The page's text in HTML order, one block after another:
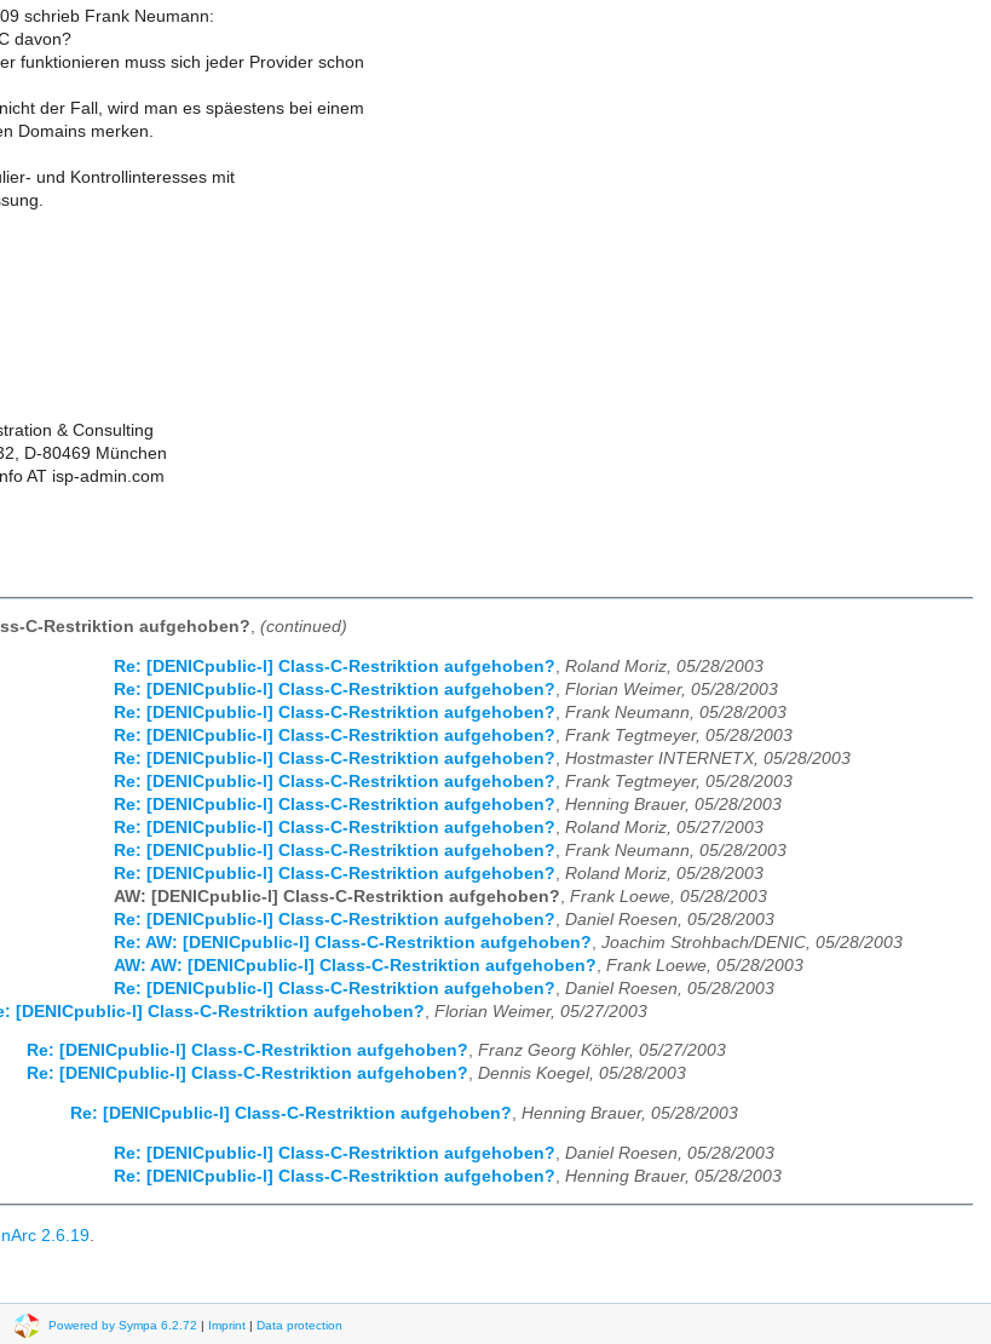
schrieb Frank Neumann:
davon?
funktionieren muss sich jeder Provider schon
der Fall, wird man es späestens bei einem
Domains merken.
und Kontrollinteresses mit
& Consulting
D-80469 München
AT isp-admin.com
C-Restriktion aufgehoben?, (continued)
Re: [DENICpublic-l] Class-C-Restriktion aufgehoben? Roland Moriz, 05/28/2003
Re: [DENICpublic-l] Class-C-Restriktion aufgehoben? Florian Weimer, 05/28/2003
Re: [DENICpublic-l] Class-C-Restriktion aufgehoben? Frank Neumann, 05/28/2003
Re: [DENICpublic-l] Class-C-Restriktion aufgehoben? Frank Tegtmeyer, 05/28/2003
Re: [DENICpublic-l] Class-C-Restriktion aufgehoben? Hostmaster INTERNETX, 05/28/2003
Re: [DENICpublic-l] Class-C-Restriktion aufgehoben? Frank Tegtmeyer, 05/28/2003
Re: [DENICpublic-l] Class-C-Restriktion aufgehoben? Henning Brauer, 05/28/2003
Re: [DENICpublic-l] Class-C-Restriktion aufgehoben? Roland Moriz, 05/27/2003
Re: [DENICpublic-l] Class-C-Restriktion aufgehoben? Frank Neumann, 05/28/2003
Re: [DENICpublic-l] Class-C-Restriktion aufgehoben? Roland Moriz, 05/28/2003
AW: [DENICpublic-l] Class-C-Restriktion aufgehoben? Frank Loewe, 05/28/2003
Re: [DENICpublic-l] Class-C-Restriktion aufgehoben? Daniel Roesen, 05/28/2003
Re: AW: [DENICpublic-l] Class-C-Restriktion aufgehoben? Joachim Strohbach/DENIC, 05/28/2003
AW: AW: [DENICpublic-l] Class-C-Restriktion aufgehoben? Frank Loewe, 05/28/2003
Re: [DENICpublic-l] Class-C-Restriktion aufgehoben? Daniel Roesen, 05/28/2003
[DENICpublic-l] Class-C-Restriktion aufgehoben? Florian Weimer, 05/27/2003
Re: [DENICpublic-l] Class-C-Restriktion aufgehoben?, Franz Georg Köhler, 05/27/2003
Re: [DENICpublic-l] Class-C-Restriktion aufgehoben?, Dennis Koegel, 05/28/2003
Re: [DENICpublic-l] Class-C-Restriktion aufgehoben?, Henning Brauer, 05/28/2003
Re: [DENICpublic-l] Class-C-Restriktion aufgehoben? Daniel Roesen, 05/28/2003
Re: [DENICpublic-l] Class-C-Restriktion aufgehoben? Henning Brauer, 05/28/2003
2.6.19
Powered by Sympa 6.2.72 | Imprint| Data protection